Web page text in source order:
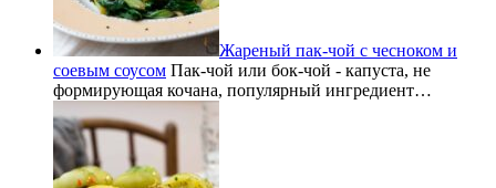
Жареный пак-чой с чесноком и
соевым соусом Пак-чой или бок-чой - капуста, не
формирующая кочана, популярный ингредиент…